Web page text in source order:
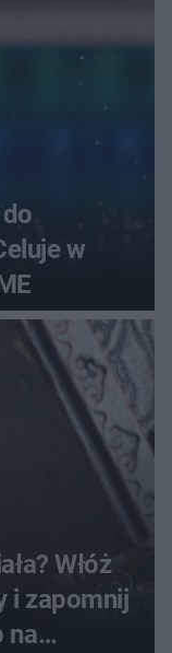
w
Włóż
i zapomnij
na